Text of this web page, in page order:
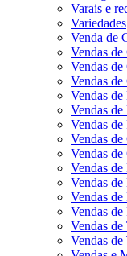
Varais e
Variedades
Venda de
Vendas de
Vendas
Vendas de
Vendas
Vendas de
Vendas de
Vendas de
Vendas
Vendas de
Vendas
Vendas de
Vendas de
Vendas de
Vendas de